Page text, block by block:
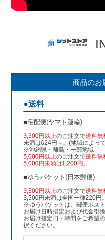
商品のお
●送料
■宅配便(ヤマト運輸)
3,500円以上のご注文で送料無
未満は624円～。(地域によっ
※沖縄県・離島・一部地域
5,000円以上のご注文で送料無
5,000円未満は1,200円 。
■ゆうパケット(日本郵便)
3,500円以上のご注文で送料無
3,500円未満は全国一律220円。
※ゆうパケットは、郵便ポス
お届け日時指定および代金引
お届け指定日・時間をご希望
択ください。